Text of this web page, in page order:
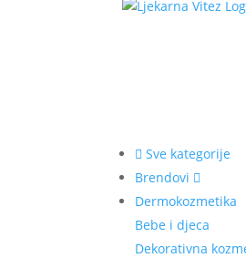
Sve kategorije
Brendovi
Dermokozmetika
Bebe i djeca
Dekorativna